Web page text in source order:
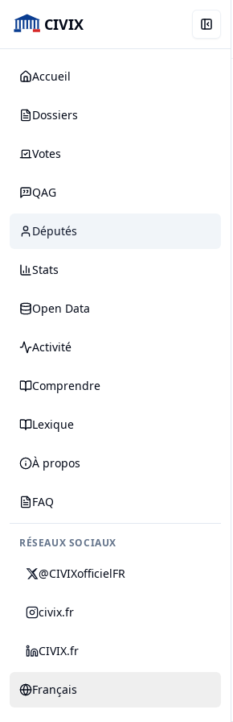
CIVIX
Accueil
Dossiers
Votes
QAG
Députés
Stats
Open Data
Activité
Comprendre
Lexique
À propos
FAQ
RÉSEAUX SOCIAUX
@CIVIXofficielFR
civix.fr
CIVIX.fr
Français